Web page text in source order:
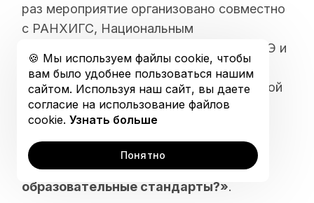
раз мероприятие организовано совместно
с РАНХИГС, Национальным
исследовательским университетом ВШЭ и
Московским городским педагогическим
университетом при участии издательской
фирмы «Сентябрь».
Темой конференции станет
«Кто и как
использует и оценивает
образовательные стандарты?».
🍪 Мы используем файлы cookie, чтобы
вам было удобнее пользоваться нашим
сайтом. Используя наш сайт, вы даете
согласие на использование файлов
cookie. Узнать больше
Понятно